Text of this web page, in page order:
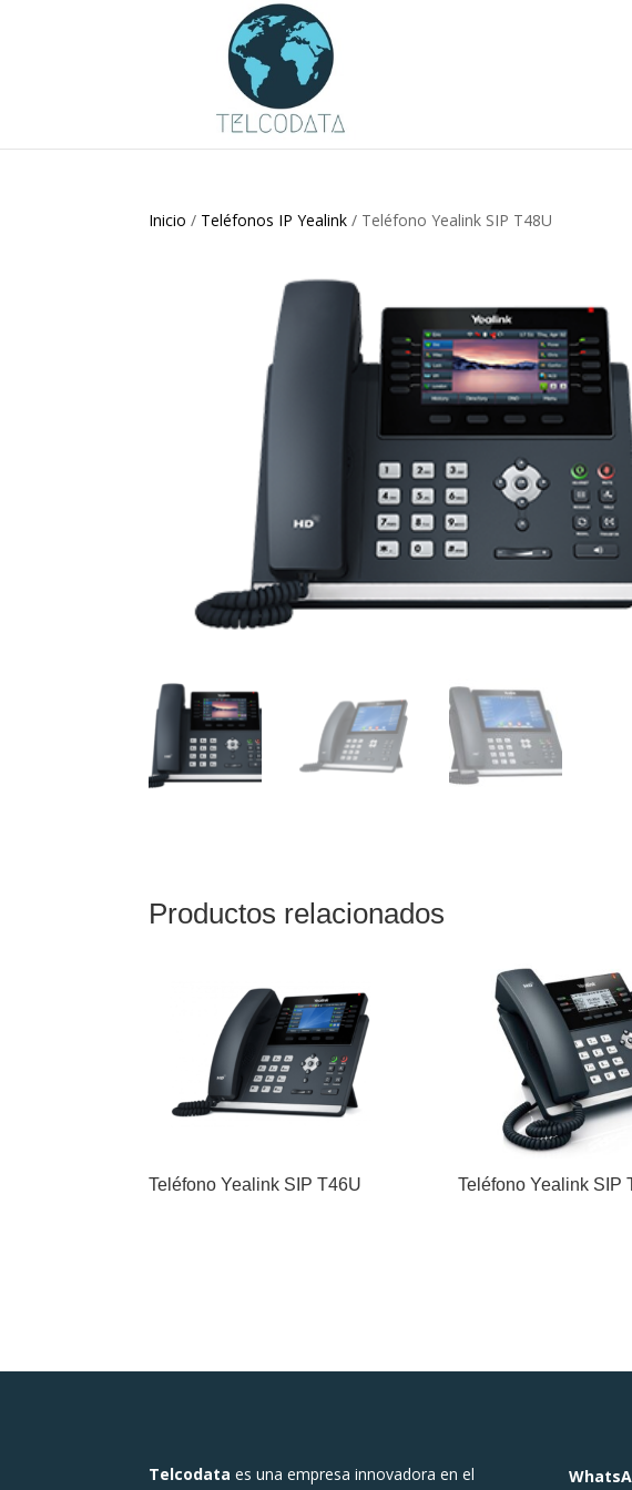
Inicio / Teléfonos IP Yealink / Teléfono Yealink SIP T48U
Productos relacionados
Teléfono Yealink SIP T46U Teléfono Yealink SIP
Telcodata es una empresa innovadora en el